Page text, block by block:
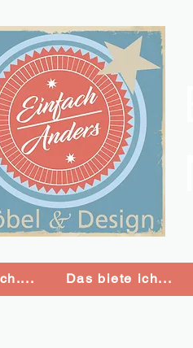
Das biete ich...